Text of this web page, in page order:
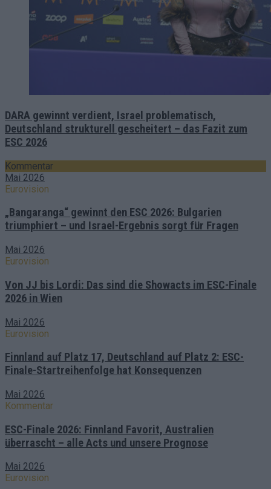
DARA gewinnt verdient, Israel problematisch,
Deutschland strukturell gescheitert – das Fazit zum
ESC 2026
Kommentar
Mai 2026
Eurovision
„Bangaranga“ gewinnt den ESC 2026: Bulgarien
triumphiert – und Israel-Ergebnis sorgt für Fragen
Mai 2026
Eurovision
Von JJ bis Lordi: Das sind die Showacts im ESC-Finale
2026 in Wien
Mai 2026
Eurovision
Finnland auf Platz 17, Deutschland auf Platz 2: ESC-
Finale-Startreihenfolge hat Konsequenzen
Mai 2026
Kommentar
ESC-Finale 2026: Finnland Favorit, Australien
überrascht – alle Acts und unsere Prognose
Mai 2026
Eurovision